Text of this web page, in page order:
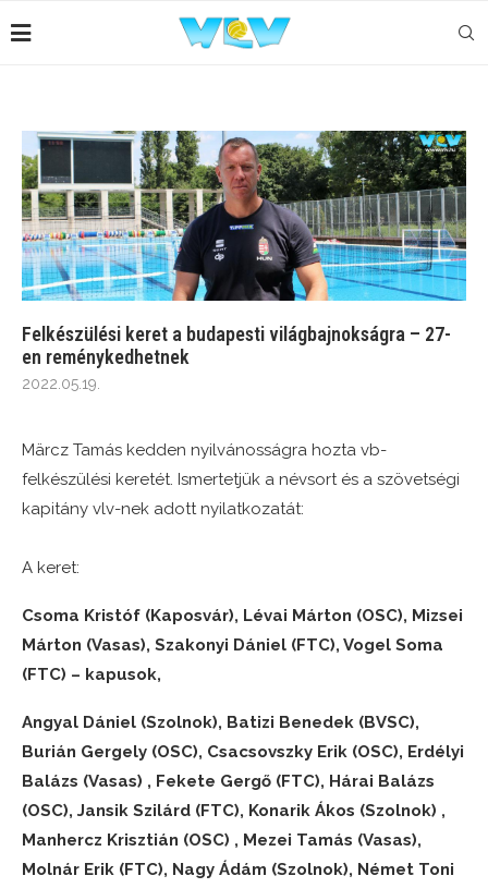
Felkészülési keret a budapesti világbajnokságra – 27-
en reménykedhetnek
2022.05.19.
Märcz Tamás kedden nyilvánosságra hozta vb-
felkészülési keretét. Ismertetjük a névsort és a szövetségi
kapitány vlv-nek adott nyilatkozatát:
A keret:
Csoma Kristóf (Kaposvár), Lévai Márton (OSC), Mizsei
Márton (Vasas), Szakonyi Dániel (FTC), Vogel Soma
(FTC) – kapusok,
Angyal Dániel (Szolnok), Batizi Benedek (BVSC),
Burián Gergely (OSC), Csacsovszky Erik (OSC), Erdélyi
Balázs (Vasas) , Fekete Gergő (FTC), Hárai Balázs
(OSC), Jansik Szilárd (FTC), Konarik Ákos (Szolnok) ,
Manhercz Krisztián (OSC) , Mezei Tamás (Vasas),
Molnár Erik (FTC), Nagy Ádám (Szolnok), Német Toni